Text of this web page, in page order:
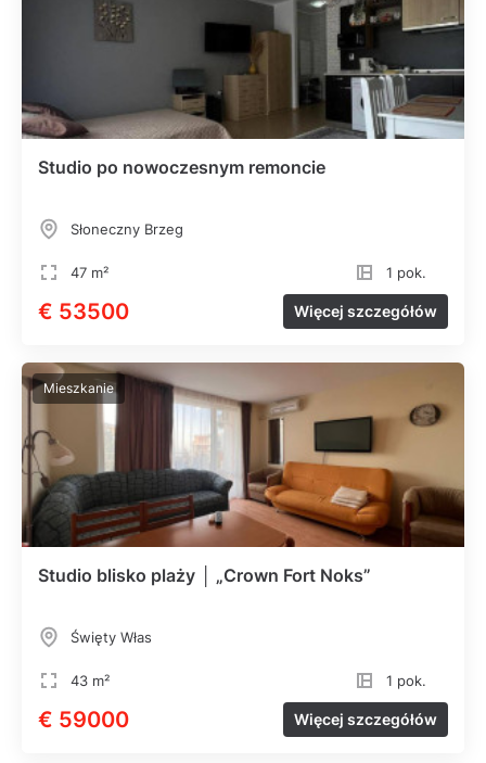
Studio po nowoczesnym remoncie
Słoneczny Brzeg
47 m² 1 pok.
€ 53500 Więcej szczegółów
Mieszkanie
Studio blisko plaży │ „Crown Fort Noks”
Święty Włas
43 m² 1 pok.
€ 59000 Więcej szczegółów